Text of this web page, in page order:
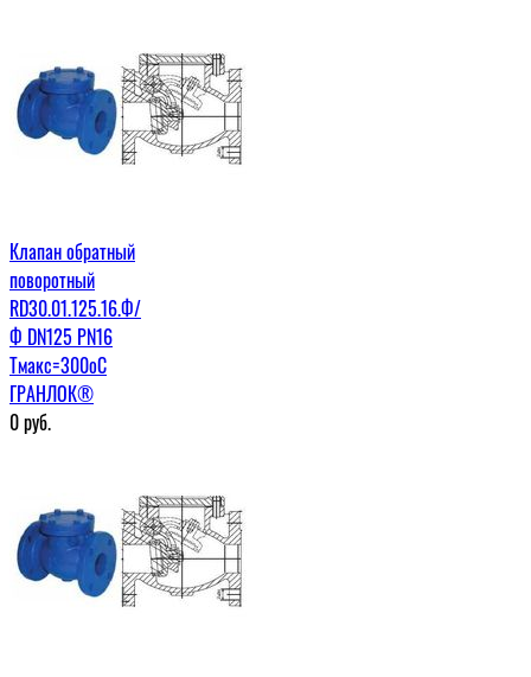
Клапан обратный
поворотный
RD30.01.125.16.Ф/
Ф DN125 PN16
Tмакс=300оС
ГРАНЛОК®
0руб.